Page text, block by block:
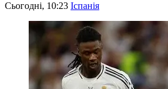
Сьогодні, 10:23 Іспанія